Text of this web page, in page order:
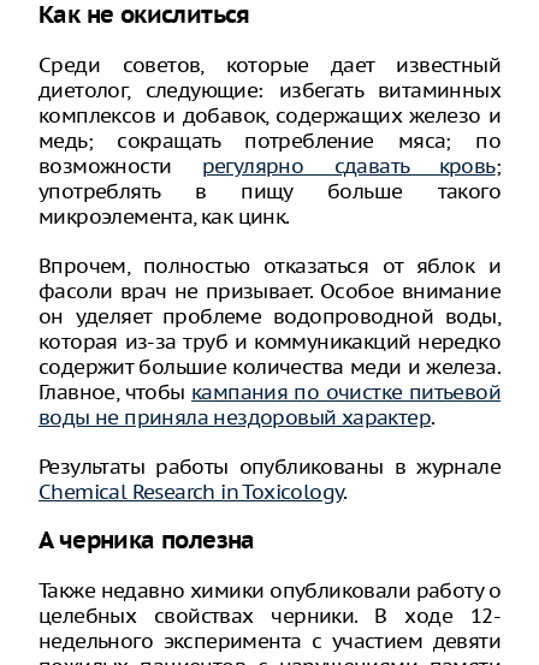
Как не окислиться
Среди советов, которые дает известный
диетолог, следующие: избегать витаминных
комплексов и добавок, содержащих железо и
медь; сокращать потребление мяса; по
возможности регулярно сдавать кровь;
употреблять в пищу больше такого
микроэлемента, как цинк.
Впрочем, полностью отказаться от яблок и
фасоли врач не призывает. Особое внимание
он уделяет проблеме водопроводной воды,
которая из-за труб и коммуникакций нередко
содержит большие количества меди и железа.
Главное, чтобы кампания по очистке питьевой
воды не приняла нездоровый характер.
Результаты работы опубликованы в журнале
Chemical Research in Toxicology.
А черника полезна
Также недавно химики опубликовали работу о
целебных свойствах черники. В ходе 12-
недельного эксперимента с участием девяти